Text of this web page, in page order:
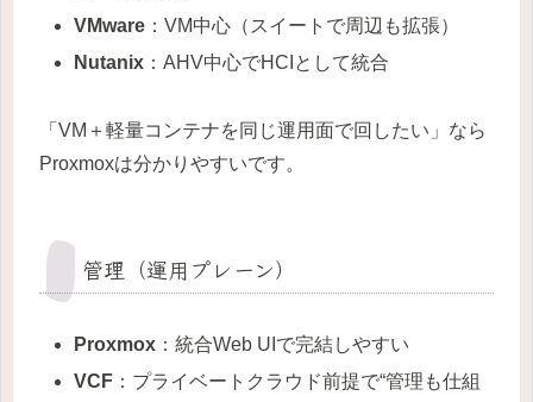
VMware ：VM中心（スイートで周辺も拡張）
Nutanix ：AHV中心でHCIとして統合
「VM＋軽量コンテナを同じ運用面で回したい」なら
Proxmoxは分かりやすいです。
管理（運用プレーン）
Proxmox ：統合Web UIで完結しやすい
VCF ：プライベートクラウド前提で“管理も仕組